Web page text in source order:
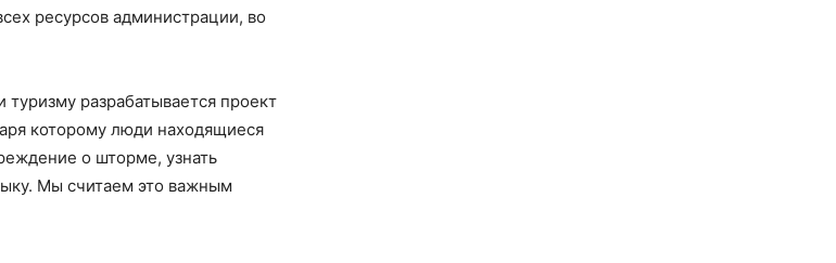
ресурсов администрации, во
разрабатывается проект
которому люди находящиеся
о шторме, узнать
Мы считаем это важным